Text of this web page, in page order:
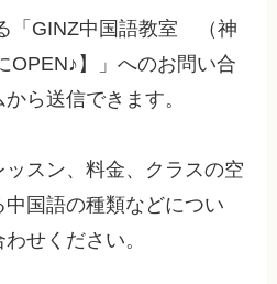
「GINZ中国語教室 （神
OPEN♪】」へのお問い合
ら送信できます。
スン、料金、クラスの空
国語の種類などについ
せください。